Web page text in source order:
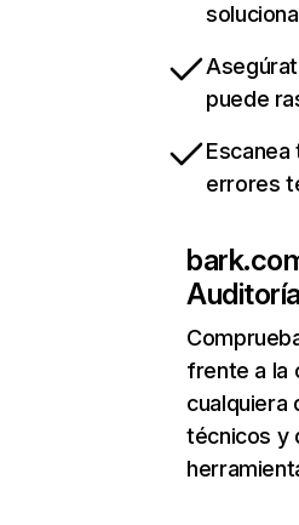
puede
Escanea
errores
frente a la
cualquiera
técnicos y